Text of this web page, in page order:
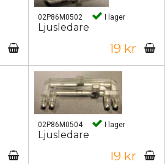
02P86M0502 I lager
Ljusledare
19 kr
02P86M0504 I lager
Ljusledare
19 kr